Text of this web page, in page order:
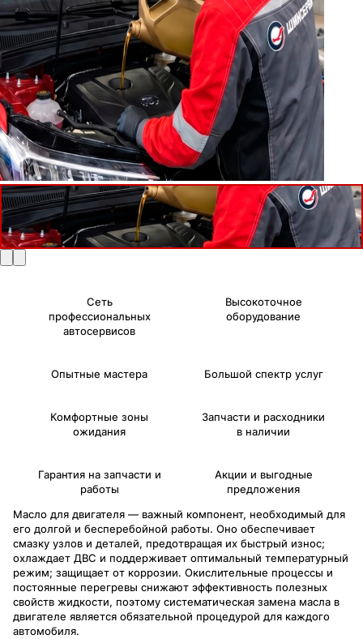
Сеть
профессиональных
автосервисов
Высокоточное
оборудование
Опытные мастера Большой спектр услуг
Комфортные зоны
ожидания
Запчасти и расходники
в наличии
Гарантия на запчасти и
работы
Акции и выгодные
предложения
Масло для двигателя — важный компонент, необходимый для
его долгой и бесперебойной работы. Оно обеспечивает
смазку узлов и деталей, предотвращая их быстрый износ;
охлаждает ДВС и поддерживает оптимальный температурный
режим; защищает от коррозии. Окислительные процессы и
постоянные перегревы снижают эффективность полезных
свойств жидкости, поэтому систематическая замена масла в
двигателе является обязательной процедурой для каждого
автомобиля.